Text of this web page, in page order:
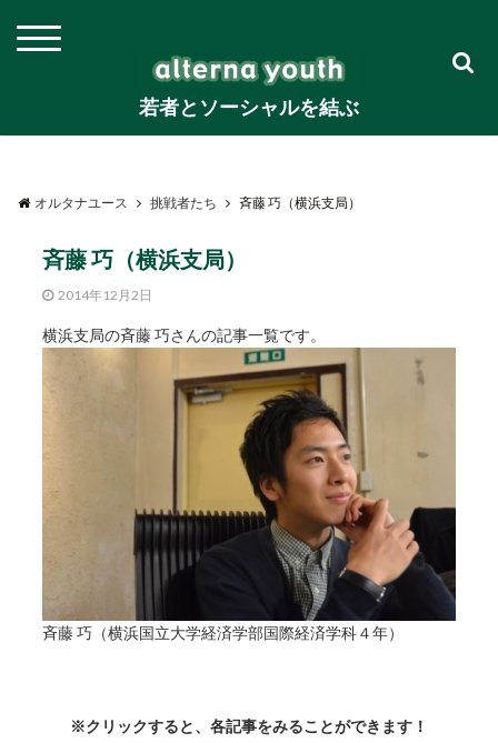
若者とソーシャルを結ぶ
オルタナユース 挑戦者たち 斉藤 巧（横浜支局）
斉藤 巧（横浜支局）
2014年12月2日
横浜支局の斉藤 巧さんの記事一覧です。
斉藤 巧（横浜国立大学経済学部国際経済学科４年）
※クリックすると、各記事をみることができます！